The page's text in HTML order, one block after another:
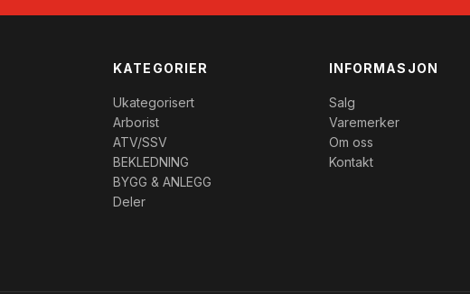
KATEGORIER
Ukategorisert
Arborist
ATV/SSV
BEKLEDNING
BYGG & ANLEGG
Deler
INFORMASJON
Salg
Varemerker
Om oss
Kontakt